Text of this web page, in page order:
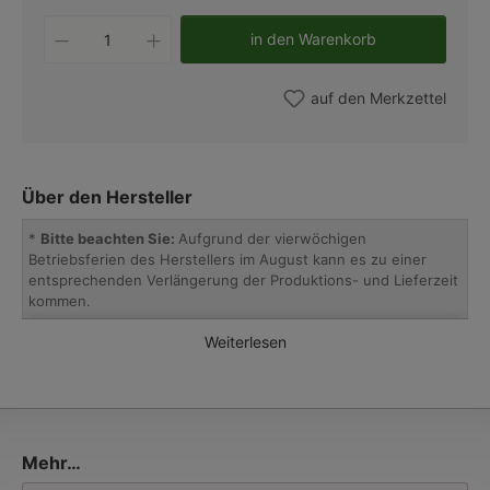
Produkt Anzahl: Gib den
in den Warenkorb
auf den Merkzettel
Über den Hersteller
* Bitte beachten Sie: Aufgrund der vierwöchigen
Betriebsferien des Herstellers im August kann es zu einer
entsprechenden Verlängerung der Produktions- und Lieferzeit
kommen.
, die in Nordfrankreich ansässige
Kupfer, Zink und Schmiedeeisen. Die in sorgfältiger Handarbeit
schönsten klassischen Außenleuchten und sind in ihrer
Weiterlesen
Mehr…